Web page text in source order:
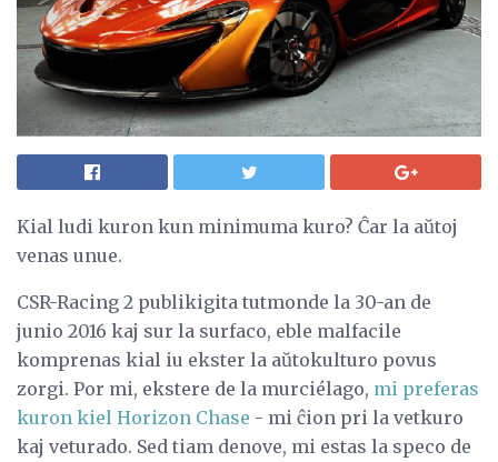
Kial ludi kuron kun minimuma kuro? Ĉar la aŭtoj
venas unue.
CSR-Racing 2 publikigita tutmonde la 30-an de
junio 2016 kaj sur la surfaco, eble malfacile
komprenas kial iu ekster la aŭtokulturo povus
zorgi. Por mi, ekstere de la murciélago, mi preferas
kuron kiel Horizon Chase - mi ĉion pri la vetkuro
kaj veturado. Sed tiam denove, mi estas la speco de